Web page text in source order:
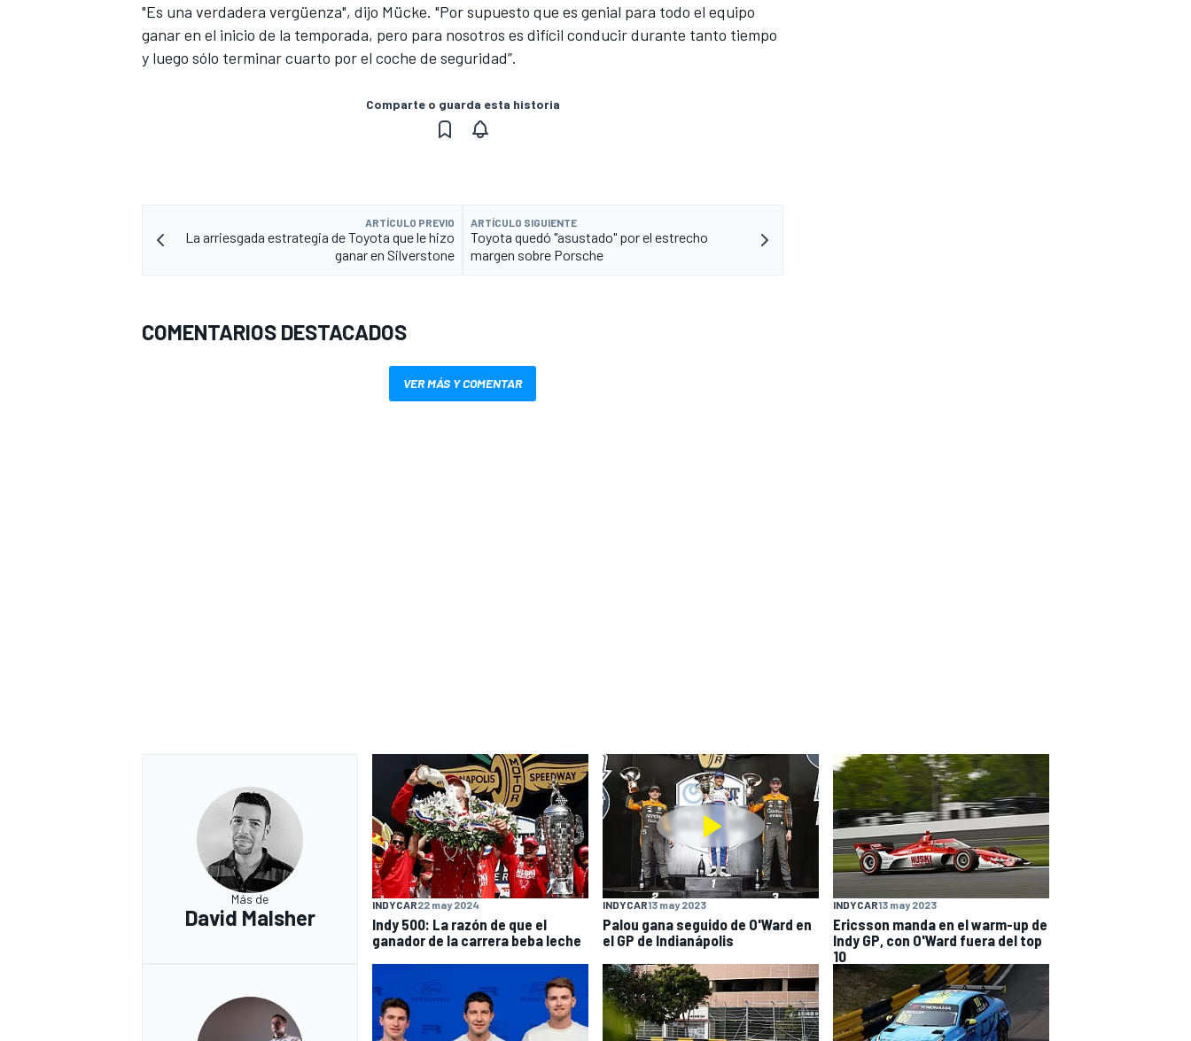
"Es una verdadera vergüenza", dijo Mücke. "Por supuesto que es genial para todo el equipo
ganar en el inicio de la temporada, pero para nosotros es difícil conducir durante tanto tiempo
y luego sólo terminar cuarto por el coche de seguridad”.
Comparte o guarda esta historia
ARTÍCULO PREVIO
La arriesgada estrategia de Toyota que le hizo
ganar en Silverstone
ARTÍCULO SIGUIENTE
Toyota quedó "asustado" por el estrecho
margen sobre Porsche
COMENTARIOS DESTACADOS
VER MÁS Y COMENTAR
Más de
David Malsher
INDYCAR22 may 2024
Indy 500: La razón de que el
ganador de la carrera beba leche
INDYCAR13 may 2023
Palou gana seguido de O'Ward en
el GP de Indianápolis
INDYCAR13 may 2023
Ericsson manda en el warm-up de
Indy GP, con O'Ward fuera del top
10